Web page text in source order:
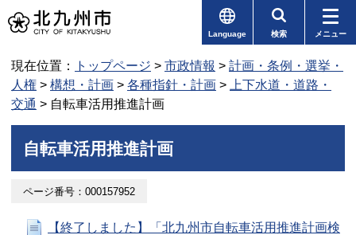
Language 検索 メニュー
現在位置： トップページ > 市政情報 > 計画・条例・選挙・
人権 > 構想・計画 > 各種指針・計画 >
上下水道・道路・
交通 > 自転車活用推進計画
自転車活用推進計画
ページ番号：000157952
【終了しました】「北九州市自転車活用推進計画検